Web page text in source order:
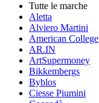
Tutte le marche
Aletta
Alviero Martini
American College
AR.IN
ArtSupermoney
Bikkembergs
Byblos
Ciesse Piumini